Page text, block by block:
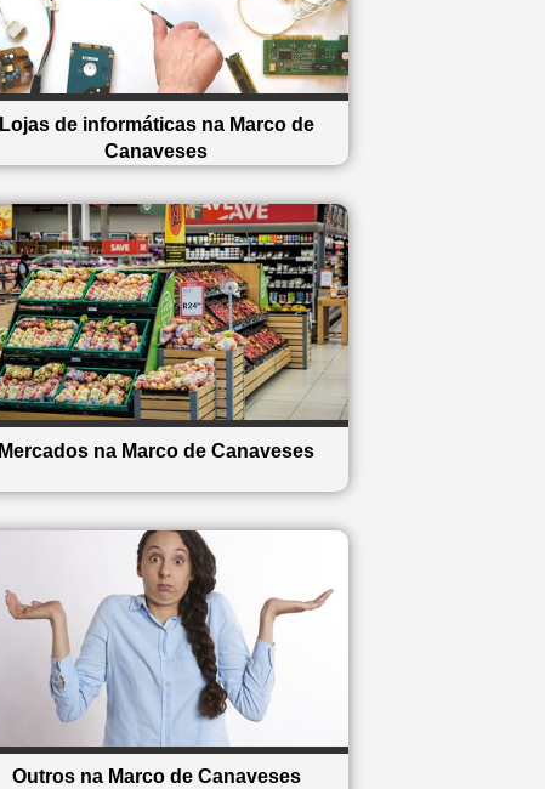
Lojas de informáticas na Marco de
Canaveses
Mercados na Marco de Canaveses
Outros na Marco de Canaveses